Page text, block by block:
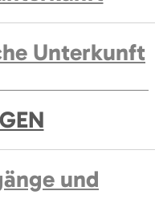
Unterkunft
und